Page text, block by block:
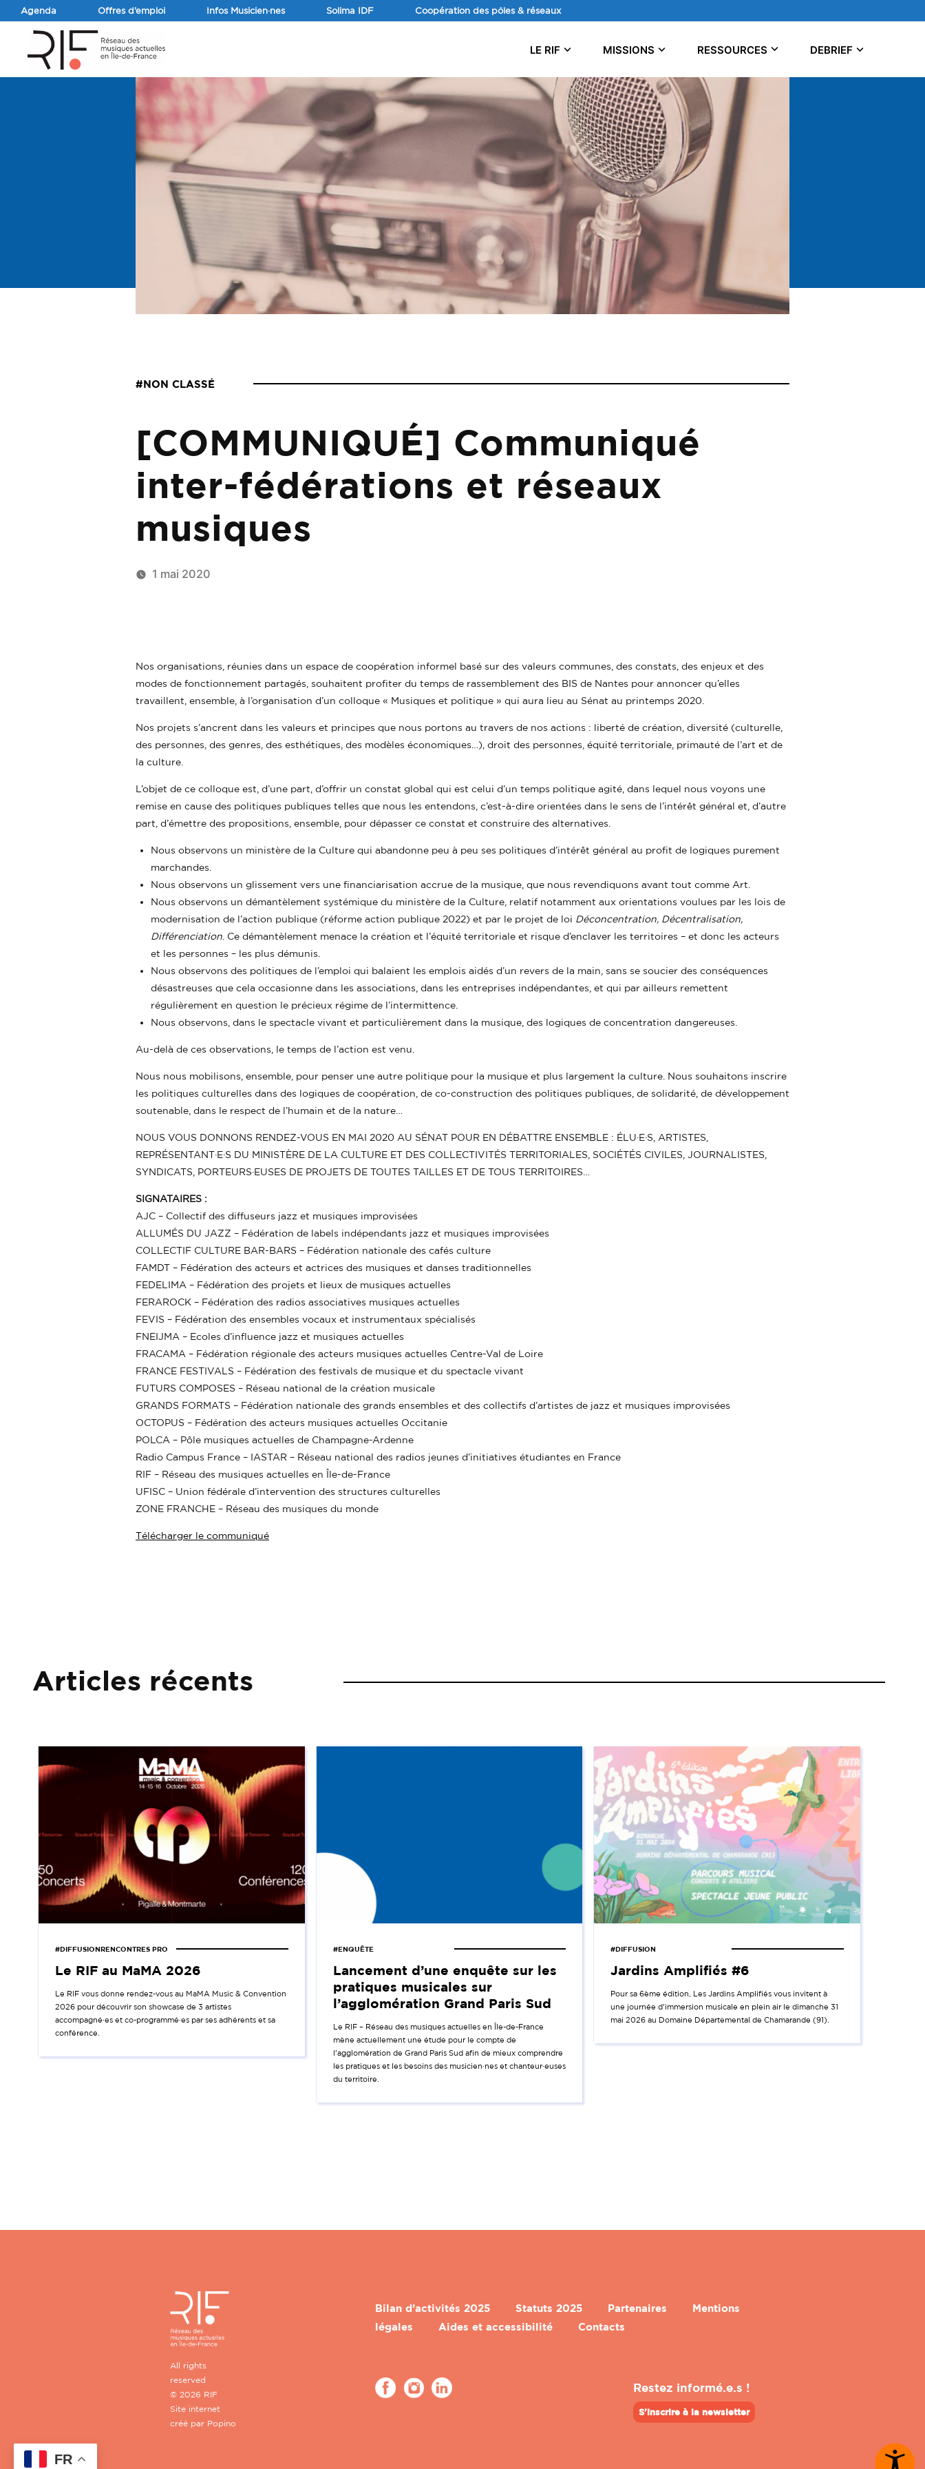
Aller
Agenda Offres d’emploi Infos Musicien·nes Solima IDF Coopération des pôles & réseaux
LE RIF MISSIONS RESSOURCES DEBRIEF
#NON CLASSÉ
[COMMUNIQUÉ] Communiqué
inter-fédérations et réseaux
musiques
1 mai 2020
Nos organisations, réunies dans un espace de coopération informel basé sur des valeurs communes, des constats, des enjeux et des
modes de fonctionnement partagés, souhaitent profiter du temps de rassemblement des BIS de Nantes pour annoncer qu’elles
travaillent, ensemble, à l’organisation d’un colloque « Musiques et politique » qui aura lieu au Sénat au printemps 2020.
Nos projets s’ancrent dans les valeurs et principes que nous portons au travers de nos actions : liberté de création, diversité (culturelle,
des personnes, des genres, des esthétiques, des modèles économiques…), droit des personnes, équité territoriale, primauté de l’art et de
la culture.
L’objet de ce colloque est, d’une part, d’offrir un constat global qui est celui d’un temps politique agité, dans lequel nous voyons une
remise en cause des politiques publiques telles que nous les entendons, c’est-à-dire orientées dans le sens de l’intérêt général et, d’autre
part, d’émettre des propositions, ensemble, pour dépasser ce constat et construire des alternatives.
Nous observons un ministère de la Culture qui abandonne peu à peu ses politiques d’intérêt général au profit de logiques purement
marchandes.
Nous observons un glissement vers une financiarisation accrue de la musique, que nous revendiquons avant tout comme Art.
Nous observons un démantèlement systémique du ministère de la Culture, relatif notamment aux orientations voulues par les lois de
modernisation de l’action publique (réforme action publique 2022) et par le projet de loi Déconcentration, Décentralisation,
Différenciation . Ce démantèlement menace la création et l’équité territoriale et risque d’enclaver les territoires – et donc les acteurs
et les personnes – les plus démunis.
Nous observons des politiques de l’emploi qui balaient les emplois aidés d’un revers de la main, sans se soucier des conséquences
désastreuses que cela occasionne dans les associations, dans les entreprises indépendantes, et qui par ailleurs remettent
régulièrement en question le précieux régime de l’intermittence.
Nous observons, dans le spectacle vivant et particulièrement dans la musique, des logiques de concentration dangereuses.
Au-delà de ces observations, le temps de l’action est venu.
Nous nous mobilisons, ensemble, pour penser une autre politique pour la musique et plus largement la culture. Nous souhaitons inscrire
les politiques culturelles dans des logiques de coopération, de co-construction des politiques publiques, de solidarité, de développement
soutenable, dans le respect de l’humain et de la nature…
NOUS VOUS DONNONS RENDEZ-VOUS EN MAI 2020 AU SÉNAT POUR EN DÉBATTRE ENSEMBLE : ÉLU·E·S, ARTISTES,
REPRÉSENTANT·E·S DU MINISTÈRE DE LA CULTURE ET DES COLLECTIVITÉS TERRITORIALES, SOCIÉTÉS CIVILES, JOURNALISTES,
SYNDICATS, PORTEURS·EUSES DE PROJETS DE TOUTES TAILLES ET DE TOUS TERRITOIRES…
SIGNATAIRES :
AJC – Collectif des diffuseurs jazz et musiques improvisées
ALLUMÉS DU JAZZ – Fédération de labels indépendants jazz et musiques improvisées
COLLECTIF CULTURE BAR-BARS – Fédération nationale des cafés culture
FAMDT – Fédération des acteurs et actrices des musiques et danses traditionnelles
FEDELIMA – Fédération des projets et lieux de musiques actuelles
FERAROCK – Fédération des radios associatives musiques actuelles
FEVIS – Fédération des ensembles vocaux et instrumentaux spécialisés
FNEIJMA – Ecoles d’influence jazz et musiques actuelles
FRACAMA – Fédération régionale des acteurs musiques actuelles Centre-Val de Loire
FRANCE FESTIVALS – Fédération des festivals de musique et du spectacle vivant
FUTURS COMPOSES – Réseau national de la création musicale
GRANDS FORMATS – Fédération nationale des grands ensembles et des collectifs d’artistes de jazz et musiques improvisées
OCTOPUS – Fédération des acteurs musiques actuelles Occitanie
POLCA – Pôle musiques actuelles de Champagne-Ardenne
Radio Campus France – IASTAR – Réseau national des radios jeunes d’initiatives étudiantes en France
RIF – Réseau des musiques actuelles en Île-de-France
UFISC – Union fédérale d’intervention des structures culturelles
ZONE FRANCHE – Réseau des musiques du monde
Télécharger le communiqué
Articles récents
#DIFFUSIONRENCONTRES PRO
Le RIF au MaMA 2026
Le RIF vous donne rendez-vous au MaMA Music & Convention
2026 pour découvrir son showcase de 3 artistes
accompagné·es et co-programmé·es par ses adhérents et sa
conférence.
#ENQUÊTE
Lancement d’une enquête sur les
pratiques musicales sur
l’agglomération Grand Paris Sud
Le RIF – Réseau des musiques actuelles en Île-de-France
mène actuellement une étude pour le compte de
l’agglomération de Grand Paris Sud afin de mieux comprendre
les pratiques et les besoins des musicien·nes et chanteur·euses
du territoire.
#DIFFUSION
Jardins Amplifiés #6
Pour sa 6ème édition, Les Jardins Amplifiés vous invitent à
une journée d'immersion musicale en plein air le dimanche 31
mai 2026 au Domaine Départemental de Chamarande (91).
All rights
reserved
© 2026 RIF
Site internet
créé par Popino
Bilan d’activités 2025 Statuts 2025 Partenaires
Mentions
légales
Aides et accessibilité Contacts
Restez informé.e.s !
S'inscrire à la newsletter
FR